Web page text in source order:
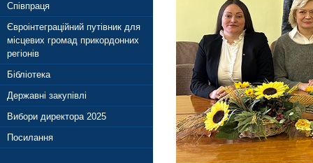
Співпраця
Євроінтеграційний путівник для
місцевих громад прикордонних
регіонів
Бібліотека
Державні закупівлі
Вибори директора 2025
Посилання